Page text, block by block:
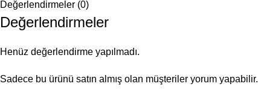
Değerlendirmeler (0)
Değerlendirmeler
Henüz değerlendirme yapılmadı.
Sadece bu ürünü satın almış olan müşteriler yorum yapabilir.